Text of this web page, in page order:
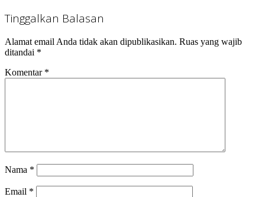
Tinggalkan Balasan
Alamat email Anda tidak akan dipublikasikan. Ruas yang wajib
ditandai *
Komentar *
Nama *
Email *